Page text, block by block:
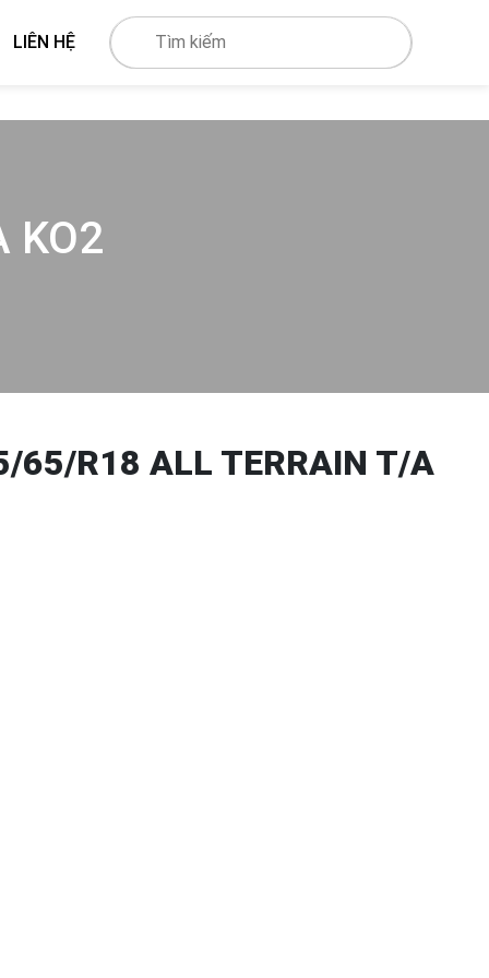
LIÊN HỆ
KO2
65/R18 ALL TERRAIN T/A